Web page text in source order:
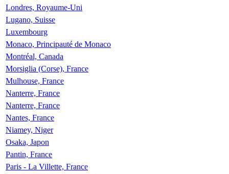
Londres, Royaume-Uni
Lugano, Suisse
Luxembourg
Monaco, Principauté de Monaco
Montréal, Canada
Morsiglia (Corse), France
Mulhouse, France
Nanterre, France
Nanterre, France
Nantes, France
Niamey, Niger
Osaka, Japon
Pantin, France
Paris - La Villette, France